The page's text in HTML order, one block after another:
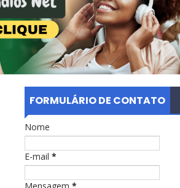
FORMULÁRIO DE CONTATO
Nome
E-mail *
Mensagem *